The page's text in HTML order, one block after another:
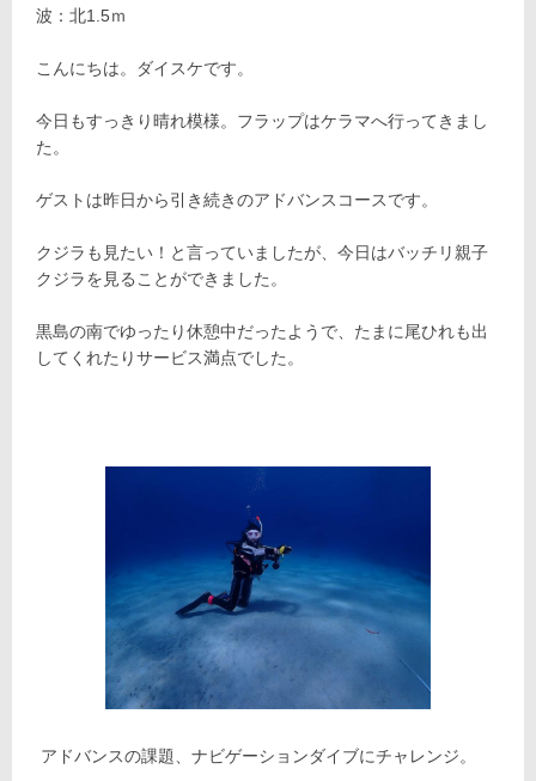
波：北1.5ｍ
こんにちは。ダイスケです。
今日もすっきり晴れ模様。フラップはケラマへ行ってきまし
た。
ゲストは昨日から引き続きのアドバンスコースです。
クジラも見たい！と言っていましたが、今日はバッチリ親子
クジラを見ることができました。
黒島の南でゆったり休憩中だったようで、たまに尾ひれも出
してくれたりサービス満点でした。
アドバンスの課題、ナビゲーションダイブにチャレンジ。